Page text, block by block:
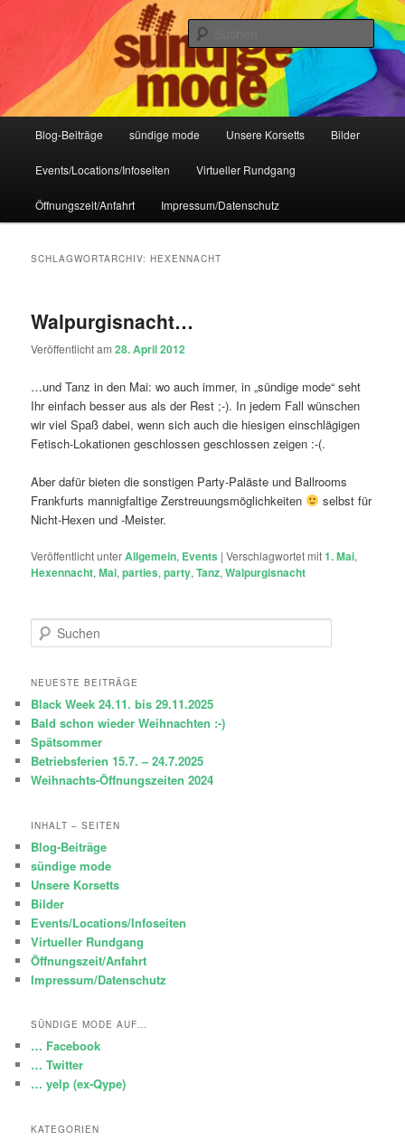
Sündige Mode Frankfurt
IHR Laden für Korsetts, Lifestyle-Mode, Club- und Dark-Wear seit 2004
Blog-Beiträge sündige mode Unsere Korsetts Bilder
Events/Locations/Infoseiten Virtueller Rundgang
Öffnungszeit/Anfahrt Impressum/Datenschutz
SCHLAGWORTARCHIV:HEXENNACHT
Walpurgisnacht…
Veröffentlicht am28. April 2012
…und Tanz in den Mai: wo auch immer, in „sündige mode“ seht
Ihr einfach besser aus als der Rest ;-). In jedem Fall wünschen
wir viel Spaß dabei, wenn sich auch die hiesigen einschlägigen
Fetisch-Lokationen geschlossen geschlossen zeigen :-(.
Aber dafür bieten die sonstigen Party-Paläste und Ballrooms
Frankfurts mannigfaltige Zerstreuungsmöglichkeiten
selbst für
Nicht-Hexen und -Meister.
Veröffentlicht unterAllgemein, Events |Verschlagwortet mit1. Mai,
Hexennacht,Mai,parties,party,Tanz,Walpurgisnacht
u
h
n
NEUESTE BEITRÄGE
Black Week 24.11. bis 29.11.2025
Bald schon wieder Weihnachten :-)
Spätsommer
Betriebsferien 15.7. – 24.7.2025
Weihnachts-Öffnungszeiten 2024
INHALT – SEITEN
Blog-Beiträge
sündige mode
Unsere Korsetts
Bilder
Events/Locations/Infoseiten
Virtueller Rundgang
Öffnungszeit/Anfahrt
Impressum/Datenschutz
SÜNDIGE MODE AUF…
… Facebook
… Twitter
… yelp (ex-Qype)
KATEGORIEN